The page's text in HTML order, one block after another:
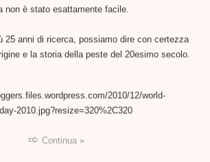
non è stato esattamente facile.
25 anni di ricerca, possiamo dire con certezza
e la storia della peste del 20esimo secolo.
Continua »